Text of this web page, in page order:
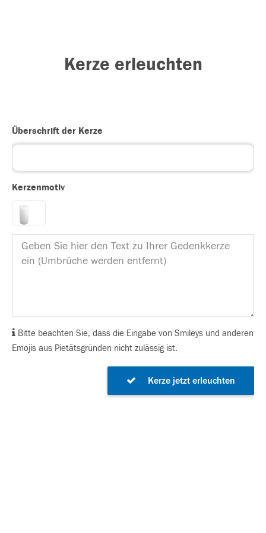
Kerze erleuchten
Überschrift der Kerze
Kerzenmotiv
Bitte beachten Sie, dass die Eingabe von Smileys und anderen
Emojis aus Pietätsgründen nicht zulässig ist.
Kerze jetzt erleuchten